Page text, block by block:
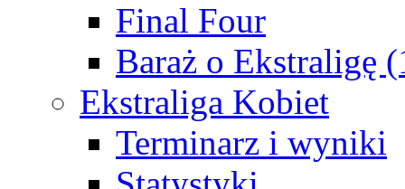
Final Four
Baraż o Ekstraligę
Ekstraliga Kobiet
Terminarz i wyniki